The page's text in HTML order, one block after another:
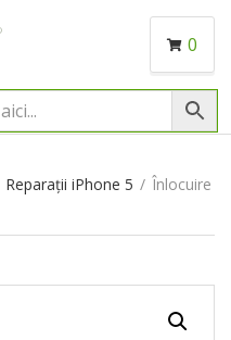
0
Reparații iPhone 5 / Înlocuire